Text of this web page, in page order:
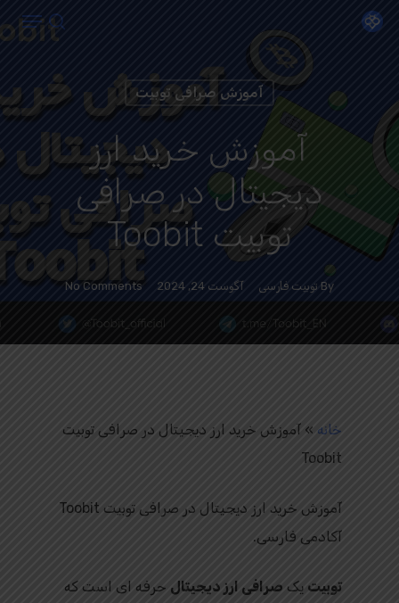
Skip
content
Menu
آموزش صرافی توبیت
آموزش خرید ارز
دیجیتال در صرافی
توبیت Toobit
By توبیت فارسی آگوست 24, 2024 No Comments
خانه » آموزش خرید ارز دیجیتال در صرافی توبیت
Toobit
آموزش خرید ارز دیجیتال در صرافی توبیت Toobit
آکادمی فارسی.
توبیت یک صرافی ارز دیجیتال حرفه ای است که